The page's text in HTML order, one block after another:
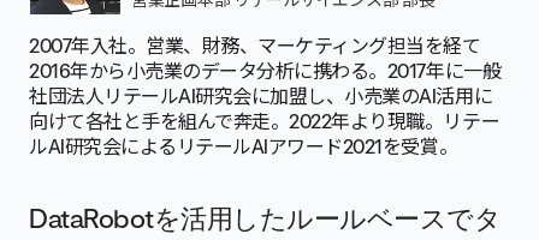
2007年入社。営業、財務、マーケティング担当を経て
2016年から小売業のデータ分析に携わる。2017年に一般
社団法人リテールAI研究会に加盟し、小売業のAI活用に
向けて各社と手を組んで奔走。2022年より現職。リテー
ルAI研究会によるリテールAIアワード2021を受賞。
DataRobotを活用したルールベースでタ